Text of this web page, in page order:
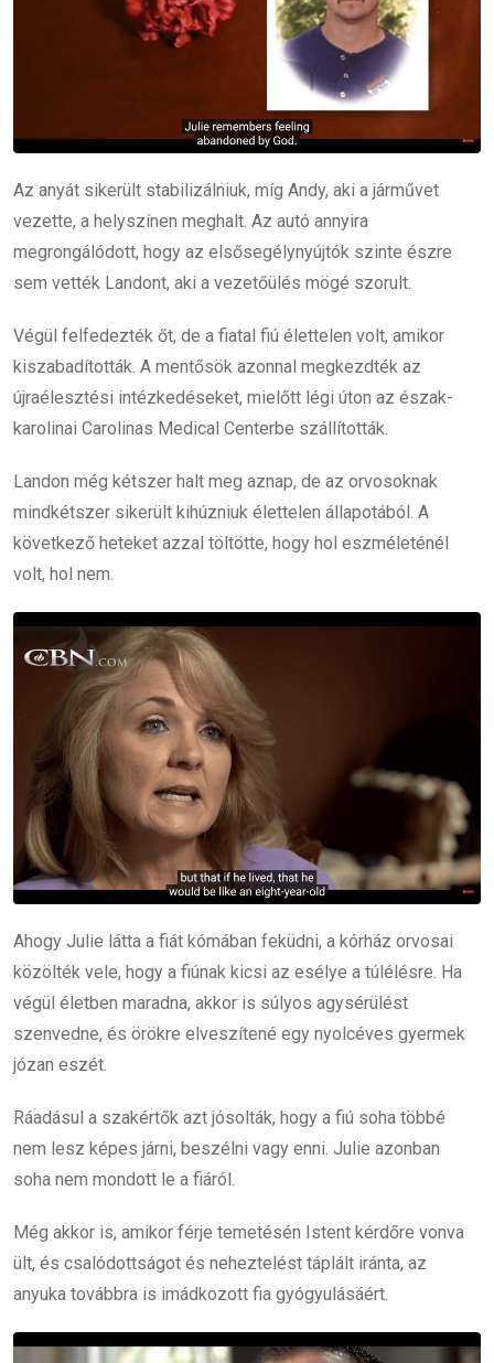
Az anyát sikerült stabilizálniuk, míg Andy, aki a járművet
vezette, a helyszínen meghalt. Az autó annyira
megrongálódott, hogy az elsősegélynyújtók szinte észre
sem vették Landont, aki a vezetőülés mögé szorult.
Végül felfedezték őt, de a fiatal fiú élettelen volt, amikor
kiszabadították. A mentősök azonnal megkezdték az
újraélesztési intézkedéseket, mielőtt légi úton az észak-
karolinai Carolinas Medical Centerbe szállították.
Landon még kétszer halt meg aznap, de az orvosoknak
mindkétszer sikerült kihúzniuk élettelen állapotából. A
következő heteket azzal töltötte, hogy hol eszméleténél
volt, hol nem.
Ahogy Julie látta a fiát kómában feküdni, a kórház orvosai
közölték vele, hogy a fiúnak kicsi az esélye a túlélésre. Ha
végül életben maradna, akkor is súlyos agysérülést
szenvedne, és örökre elveszítené egy nyolcéves gyermek
józan eszét.
Ráadásul a szakértők azt jósolták, hogy a fiú soha többé
nem lesz képes járni, beszélni vagy enni. Julie azonban
soha nem mondott le a fiáról.
Még akkor is, amikor férje temetésén Istent kérdőre vonva
ült, és csalódottságot és neheztelést táplált iránta, az
anyuka továbbra is imádkozott fia gyógyulásáért.